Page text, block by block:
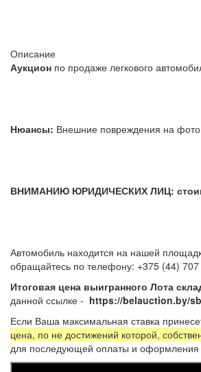
Описание
Аукцион по продаже легкового
Нюансы: Внешние повреждения на
ВНИМАНИЮ ЮРИДИЧЕСКИХ ЛИЦ:
Автомобиль находится на нашей
обращайтесь по телефону:
Итоговая цена выигранного Лота
данной ссылке - https://belauction.by/
Если Ваша максимальная ставка
цена, по не достижений которой,
для последующей оплаты и оформления